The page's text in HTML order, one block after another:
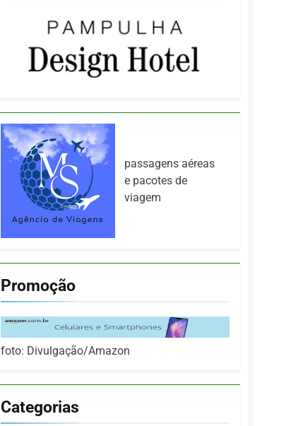
passagens aéreas
e pacotes de
viagem
Promoção
foto: Divulgação/Amazon
Categorias